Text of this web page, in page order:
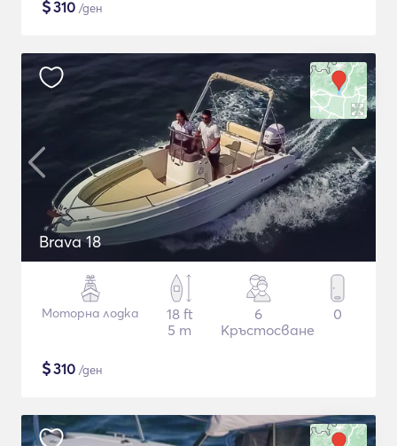
$310 /ден
Brava 18
Моторна лодка
18 ft
5 m
6
Кръстосване
0
$310 /ден